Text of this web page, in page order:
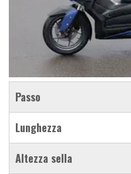
Passo
Lunghezza
Altezza sella